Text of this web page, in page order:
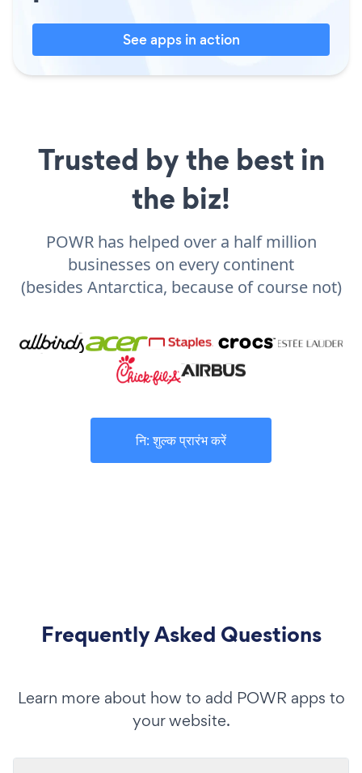
See apps in action
Trusted by the best in
the biz!
POWR has helped over a half million
businesses on every continent
(besides Antarctica, because of course not)
नि: शुल्क प्रारंभ करें
Frequently Asked Questions
Learn more about how to add POWR apps to
your website.